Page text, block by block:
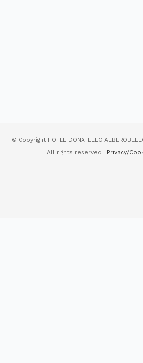
© Copyright HOTEL DONATELLO
All rights reserved | Privacy/